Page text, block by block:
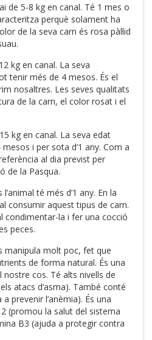
de 5-8 kg en canal. Té 1 mes o
perquè solament ha
de la seva carn és rosa pàl·lid
kg en canal. La seva
tenir més de 4 mesos. És el
nosaltres. Les seves qualitats
de la carn, el color rosat i el
kg en canal. La seva edat
i per sota d’1 any. Com a
al dia previst per
de la Pasqua.
té més d’1 any. En la
consumir aquest tipus de carn.
condimentar-la i fer una cocció
peces.
manipula molt poc, fet que
de forma natural. És una
cos. Té alts nivells de
atacs d’asma). També conté
prevenir l’anèmia). És una
(promou la salut del sistema
B3 (ajuda a protegir contra